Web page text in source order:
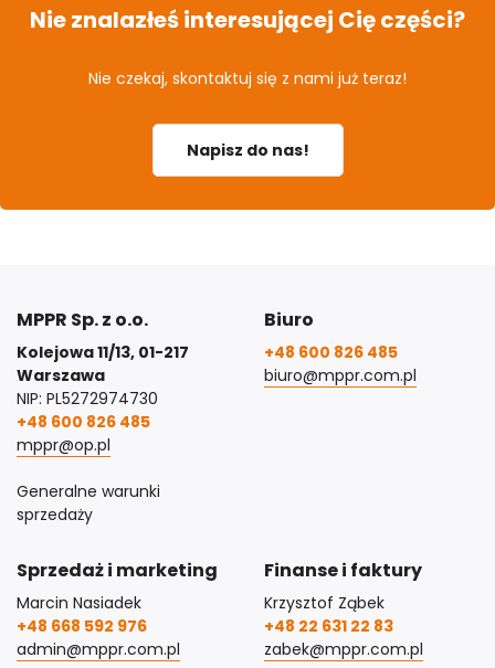
Nie znalazłeś interesującej Cię części?
Nie czekaj, skontaktuj się z nami już teraz!
Napisz do nas!
MPPR Sp. z o.o.
Kolejowa 11/13, 01-217
Warszawa
NIP: PL5272974730
+48 600 826 485
mppr@op.pl
Generalne warunki
sprzedaży
Biuro
+48 600 826 485
biuro@mppr.com.pl
Sprzedaż i marketing
Marcin Nasiadek
+48 668 592 976
admin@mppr.com.pl
Finanse i faktury
Krzysztof Ząbek
+48 22 631 22 83
zabek@mppr.com.pl